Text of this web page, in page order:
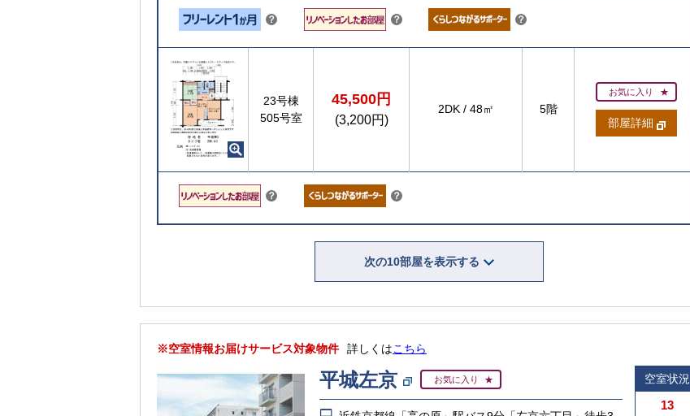
？
ン
？ ？
23号棟
505号室
45,500円
(3,200円)
2DK / 48㎡ 5階
お気に入り
部屋詳細
？
こちら
？
こちら
次の10部屋を表示する
※空室情報お届けサービス対象物件 詳しくはこちら
平城左京 お気に入り 空室状況
13